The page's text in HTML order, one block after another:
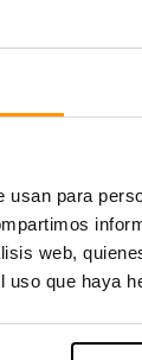
usan para
web,
uso que haya